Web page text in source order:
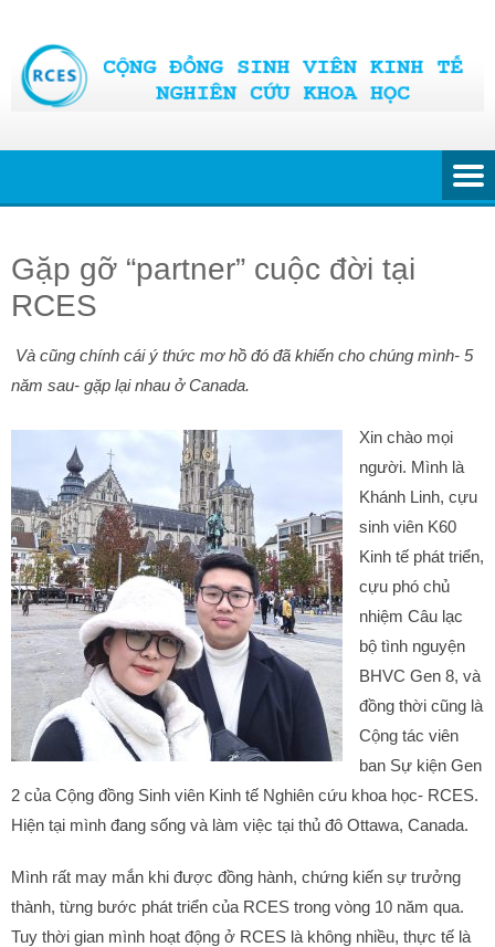
content
Gặp gỡ “partner” cuộc đời tại
RCES
Và cũng chính cái ý thức mơ hồ đó đã khiến cho chúng mình- 5
năm sau- gặp lại nhau ở Canada.
Xin chào mọi
người. Mình là
Khánh Linh, cựu
sinh viên K60
Kinh tế phát triển,
cựu phó chủ
nhiệm Câu lạc
bộ tình nguyện
BHVC Gen 8, và
đồng thời cũng là
Cộng tác viên
ban Sự kiện Gen
2 của Cộng đồng Sinh viên Kinh tế Nghiên cứu khoa học- RCES.
Hiện tại mình đang sống và làm việc tại thủ đô Ottawa, Canada.
Mình rất may mắn khi được đồng hành, chứng kiến sự trưởng
thành, từng bước phát triển của RCES trong vòng 10 năm qua.
Tuy thời gian mình hoạt động ở RCES là không nhiều, thực tế là